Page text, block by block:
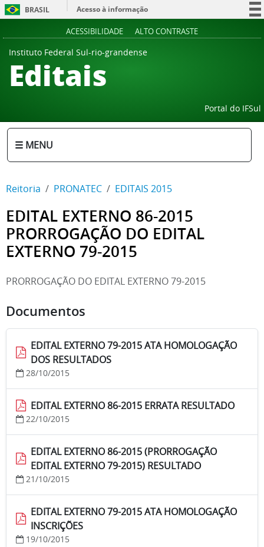
BRASIL
Acesso à informação
ACESSIBILIDADE ALTO CONTRASTE
Instituto Federal Sul-rio-grandense
Editais
Portal do IFSul
☰ MENU
Reitoria PRONATEC EDITAIS 2015
EDITAL EXTERNO 86-2015
PRORROGAÇÃO DO EDITAL
EXTERNO 79-2015
PRORROGAÇÃO DO EDITAL EXTERNO 79-2015
Documentos
EDITAL EXTERNO 79-2015 ATA HOMOLOGAÇÃO
DOS RESULTADOS
28/10/2015
EDITAL EXTERNO 86-2015 ERRATA RESULTADO
22/10/2015
EDITAL EXTERNO 86-2015 (PRORROGAÇÃO
EDITAL EXTERNO 79-2015) RESULTADO
21/10/2015
EDITAL EXTERNO 79-2015 ATA HOMOLOGAÇÃO
INSCRIÇÕES
19/10/2015